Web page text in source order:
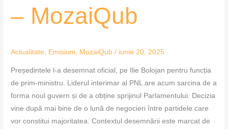
– MozaiQub
Actualitate, Emisiuni, MozaiQub / iunie 20, 2025
Președintele l-a desemnat oficial, pe Ilie Bolojan pentru funcția
de prim-ministru. Liderul interimar al PNL are acum sarcina de a
forma noul guvern și de a obține sprijinul Parlamentului. Decizia
vine după mai bine de o lună de negocieri între partidele care
vor constitui majoritatea. Contextul desemnării este marcat de